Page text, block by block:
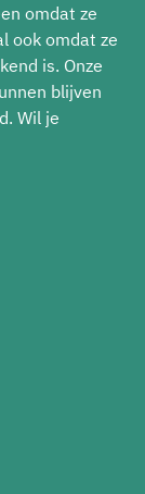
omdat ze
ook omdat ze
is. Onze
blijven
Wil je